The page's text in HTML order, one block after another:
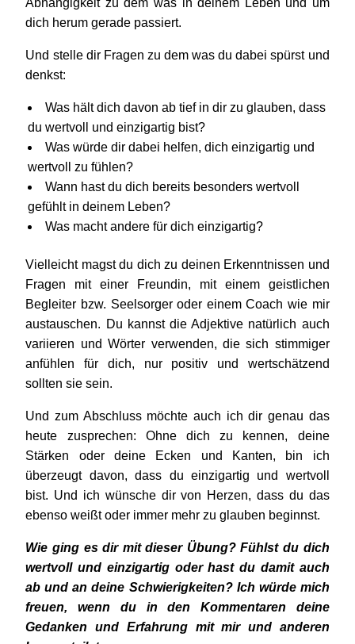
Abhängigkeit zu dem was in deinem Leben und um
dich herum gerade passiert.
Und stelle dir Fragen zu dem was du dabei spürst und
denkst:
Was hält dich davon ab tief in dir zu glauben, dass
du wertvoll und einzigartig bist?
Was würde dir dabei helfen, dich einzigartig und
wertvoll zu fühlen?
Wann hast du dich bereits besonders wertvoll
gefühlt in deinem Leben?
Was macht andere für dich einzigartig?
Vielleicht magst du dich zu deinen Erkenntnissen und
Fragen mit einer Freundin, mit einem geistlichen
Begleiter bzw. Seelsorger oder einem Coach wie mir
austauschen. Du kannst die Adjektive natürlich auch
variieren und Wörter verwenden, die sich stimmiger
anfühlen für dich, nur positiv und wertschätzend
sollten sie sein.
Und zum Abschluss möchte auch ich dir genau das
heute zusprechen: Ohne dich zu kennen, deine
Stärken oder deine Ecken und Kanten, bin ich
überzeugt davon, dass du einzigartig und wertvoll
bist. Und ich wünsche dir von Herzen, dass du das
ebenso weißt oder immer mehr zu glauben beginnst.
Wie ging es dir mit dieser Übung? Fühlst du dich
wertvoll und einzigartig oder hast du damit auch
ab und an deine Schwierigkeiten? Ich würde mich
freuen, wenn du in den Kommentaren deine
Gedanken und Erfahrung mit mir und anderen